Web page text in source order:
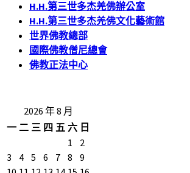
H.H.第三世多杰羌佛辦公室
H.H.第三世多杰羌佛文化藝術館
世界佛教總部
國際佛教僧尼總會
佛教正法中心
2026 年 8 月
一 二 三 四 五 六 日
1
2
3
4 5 6 7 8
9